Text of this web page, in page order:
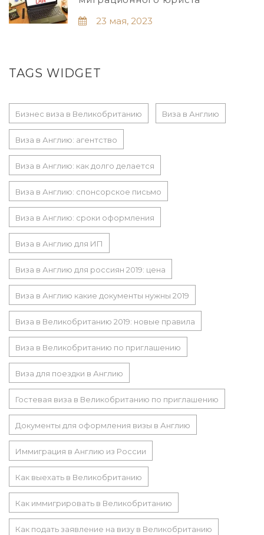
23 мая, 2023
TAGS WIDGET
Бизнес виза в Великобританию Виза в Англию
Виза в Англию: агентство
Виза в Англию: как долго делается
Виза в Англию: спонсорское письмо
Виза в Англию: сроки оформления
Виза в Англию для ИП
Виза в Англию для россиян 2019: цена
Виза в Англию какие документы нужны 2019
Виза в Великобританию 2019: новые правила
Виза в Великобританию по приглашению
Виза для поездки в Англию
Гостевая виза в Великобританию по приглашению
Документы для оформления визы в Англию
Иммиграция в Англию из России
Как выехать в Великобританию
Как иммигрировать в Великобританию
Как подать заявление на визу в Великобританию